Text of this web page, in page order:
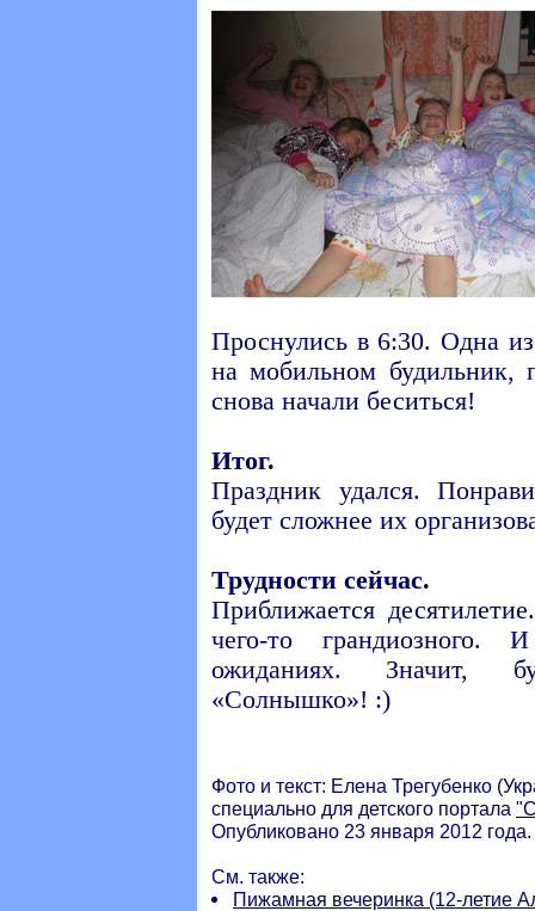
Проснулись в 6:30. Одна
на мобильном будильник,
снова начали беситься!
Итог.
Праздник удался.
будет сложнее их
Трудности сейчас.
Приближается
чего-то
ожиданиях. Значит,
«Солнышко»! :)
Фото и текст: Елена Трегубенко
специально для детского портала
Опубликовано 23 января 2012 года.
См. также:
Пижамная вечеринка (12-летие